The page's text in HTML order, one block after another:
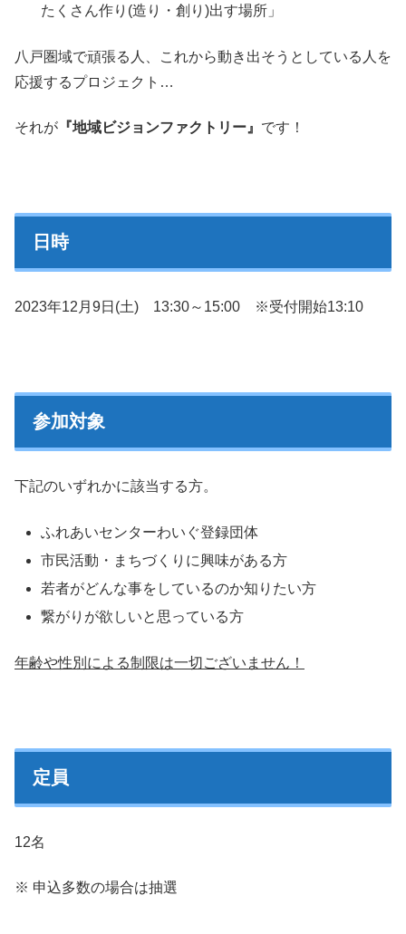
たくさん作り(造り・創り)出す場所」
八戸圏域で頑張る人、これから動き出そうとしている人を
応援するプロジェクト…
それが 『地域ビジョンファクトリー』 です！
日時
2023年12月9日(土) 13:30～15:00 ※受付開始13:10
参加対象
下記のいずれかに該当する方。
ふれあいセンターわいぐ登録団体
市民活動・まちづくりに興味がある方
若者がどんな事をしているのか知りたい方
繋がりが欲しいと思っている方
年齢や性別による制限は一切ございません！
定員
12名
※ 申込多数の場合は抽選